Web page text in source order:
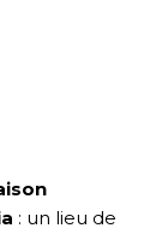
: un lieu de